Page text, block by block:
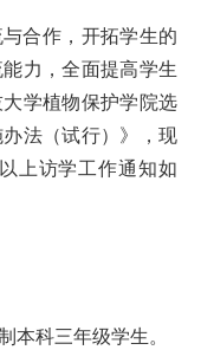
合作，开拓学生的
力，全面提高学生
学植物保护学院选
法（试行）》，现
上访学工作通知如
本科三年级学生。